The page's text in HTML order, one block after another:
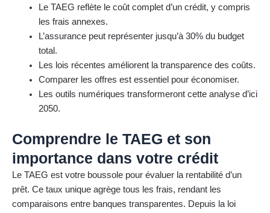
Le TAEG reflète le coût complet d’un crédit, y compris
les frais annexes.
L’assurance peut représenter jusqu’à 30% du budget
total.
Les lois récentes améliorent la transparence des coûts.
Comparer les offres est essentiel pour économiser.
Les outils numériques transformeront cette analyse d’ici
2050.
Comprendre le TAEG et son
importance dans votre crédit
Le TAEG est votre boussole pour évaluer la rentabilité d’un
prêt. Ce taux unique agrège tous les frais, rendant les
comparaisons entre banques transparentes. Depuis la loi